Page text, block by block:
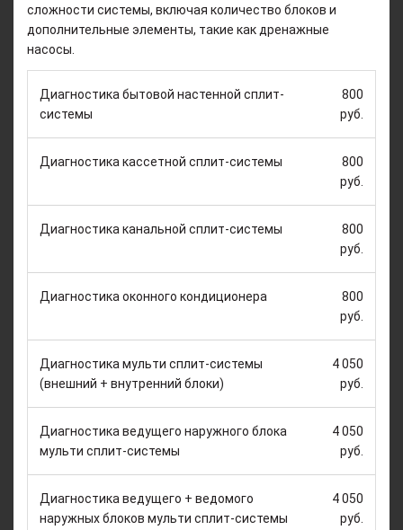
сложности системы, включая количество блоков и
дополнительные элементы, такие как дренажные
насосы.
Диагностика бытовой настенной сплит-
системы
800
руб.
Диагностика кассетной сплит-системы
800
руб.
Диагностика канальной сплит-системы
800
руб.
Диагностика оконного кондиционера
800
руб.
Диагностика мульти сплит-системы
(внешний + внутренний блоки)
4 050
руб.
Диагностика ведущего наружного блока
мульти сплит-системы
4 050
руб.
Диагностика ведущего + ведомого
наружных блоков мульти сплит-системы
4 050
руб.